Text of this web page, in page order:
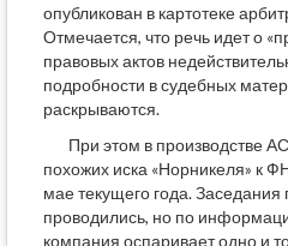
опубликован в картотеке
Отмечается, что речь идет о
правовых актов
подробности в судебных
раскрываются.
При этом в производстве
похожих иска «Норникеля» к
мае текущего года.
проводились, но по
компания оспаривает одно и